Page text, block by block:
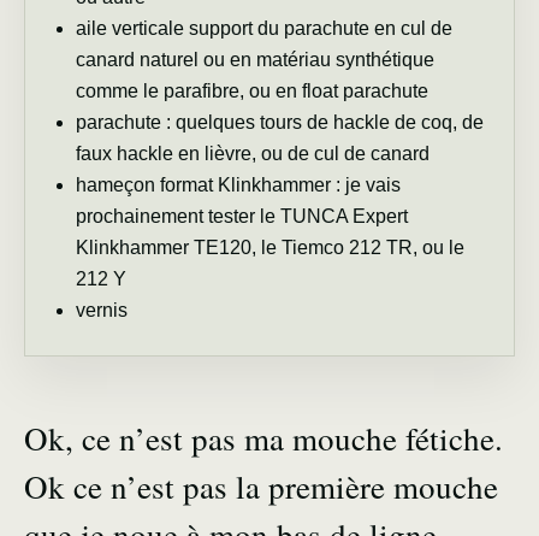
aile verticale support du parachute en cul de
canard naturel ou en matériau synthétique
comme le parafibre, ou en float parachute
parachute : quelques tours de hackle de coq, de
faux hackle en lièvre, ou de cul de canard
hameçon format Klinkhammer : je vais
prochainement tester le TUNCA Expert
Klinkhammer TE120, le Tiemco 212 TR, ou le
212 Y
vernis
Ok, ce n’est pas ma mouche fétiche.
Ok ce n’est pas la première mouche